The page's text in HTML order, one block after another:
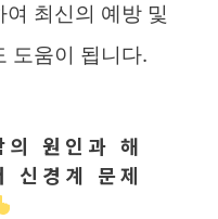
최신의 예방 및
도움이 됩니다.
의 원인과 해
신경계 문제